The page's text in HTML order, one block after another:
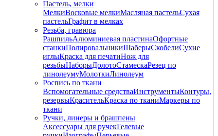
Пастель, мелки
МелкиВосковые мелкиМасляная пастельСухая
пастельГрафит в мелках
Резьба, гравюра
РашпильАлюминиевая пластинаОфортные
станкиПолировальникиШаберыСкобелиСухие
иглыКраска для печатиНож для
резьбыНаборыДолотоСтамескаРезец по
линолеумуМолоткиЛинолеум
Роспись по ткани
Вспомогательные средстваИнструментыКонтуры,
резервыКрасительКраска по тканиМаркеры по
ткани
Ручки, линеры и брашпены
Аксессуары для ручекГелевые